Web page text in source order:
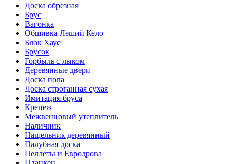
Доска обрезная
Брус
Вагонка
Обшивка Леший Кело
Блок Хаус
Брусок
Горбыль с лыком
Деревянные двери
Доска пола
Доска строганная сухая
Имитация бруса
Крепеж
Межвенцовый утеплитель
Наличник
Нащельник деревянный
Палубная доска
Пеллеты и Евродрова